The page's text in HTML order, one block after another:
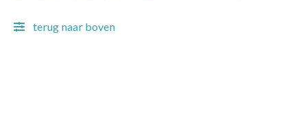
terug naar boven